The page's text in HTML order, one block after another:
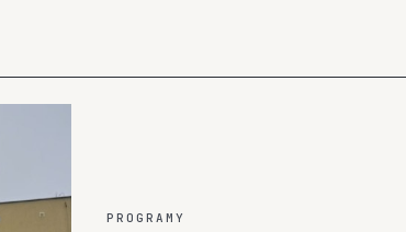
PROGRAMY